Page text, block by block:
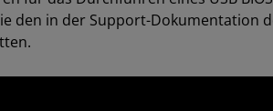
den in der Support-Dokumentation